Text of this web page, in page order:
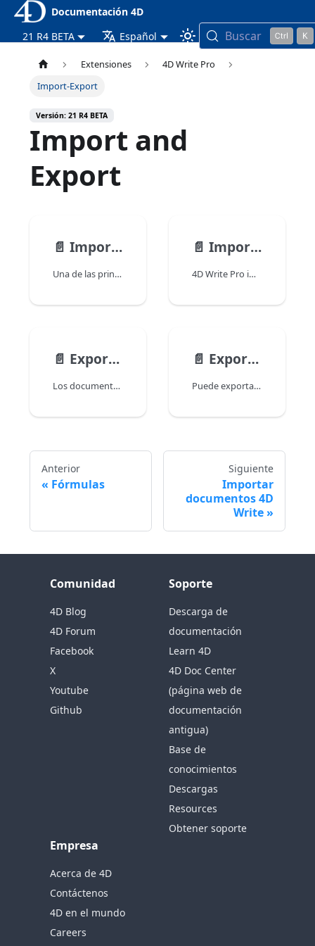
Documentación 4D
21 R4 BETA
Español Buscar
Extensiones
4D Write Pro
Import-Export
Versión: 21 R4 BETA
Import and
Export
📄️ Importar documentos 4D Write
Una de las principales funcionalidades del nuevo 4D Write Pro es la capacidad de importar y convertir documentos 4D Write Pro existentes. Esto le permitirá migrar las aplicaciones que se basan en el plug-in 4D Write.
📄️ Importar y Exportar al formato docx
4D Write Pro importar y exportar documentos en el formato .docx. Este formato es compatible con aplicaciones de procesamiento de textos como Microsoft Word.
📄️ Exportacion a formatos HTML y MIME HTML
Los documentos 4D Write Pro pueden exportarse a los formatos HTML y MIME HTML utilizando los comandos WP EXPORT DOCUMENT y WP EXPORT VARIABLE. Utilice estas tablas para comprobar qué atributos y funcionalidades de 4D Write Pro se exportan a HTML y MIME HTML. Los atributos/funcionalidades están ordenados alfabéticamente. Para una lista detallada de atributos, ver Atributos 4D Write Pro.
📄️ Exportar a formato SVG
Puede exportar páginas de documentos 4D Write Pro a formato SVG utilizando los comandos WP EXPORT DOCUMENT y WP EXPORT VARIABLE. Esta página contiene información adicional y notas sobre la exportación SVG.
Anterior
Fórmulas
Siguiente
Importar
documentos 4D
Write
Comunidad
4D Blog
4D Forum
Facebook
X
Youtube
Github
Soporte
Descarga de
documentación
Learn 4D
4D Doc Center
(página web de
documentación
antigua)
Base de
conocimientos
Descargas
Resources
Obtener soporte
Empresa
Acerca de 4D
Contáctenos
4D en el mundo
Careers